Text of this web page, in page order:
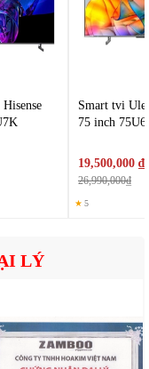
nối phổ biến: HDMI để
để phát video, nhạc
Smart tvi
75 inch
19,500,000 ₫
26,990,000₫
★ 5
LÝ